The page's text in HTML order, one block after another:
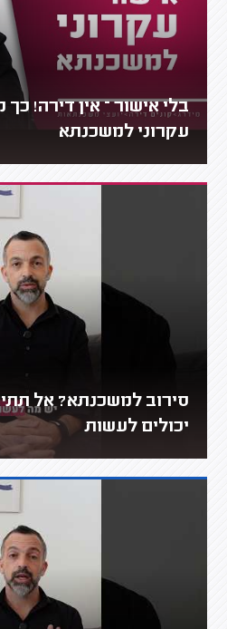
בלי אישור – אין דירה! כך
עקרוני למשכנתא
סירוב למשכנתא? אל
יכולים לעשות